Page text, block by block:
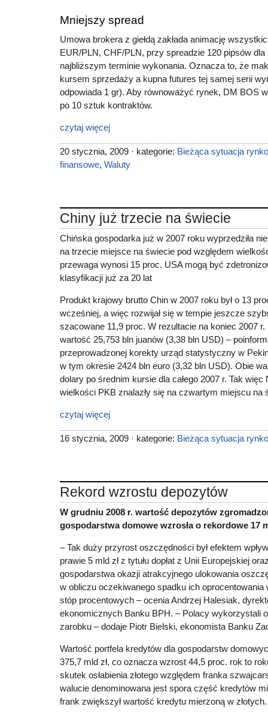
Mniejszy spread
Umowa brokera z giełdą zakłada animację
EUR/PLN, CHF/PLN, przy spreadzie 120 pipsów dla
najbliższym terminie wykonania. Oznacza to, że
kursem sprzedaży a kupna futures tej samej serii
odpowiada 1 gr). Aby równoważyć rynek, DM BOS
po 10 sztuk kontraktów.
czytaj więcej
20 stycznia, 2009 · kategorie: Bieżąca sytuacja
finansowe, Waluty
Chiny już trzecie na świecie
Chińska gospodarka już w 2007 roku wyprzedziła
na trzecie miejsce na świecie pod względem
przewaga wynosi 15 proc. USA mogą być
klasyfikacji już za 20 lat
Produkt krajowy brutto Chin w 2007 roku był o 13
wcześniej, a więc rozwijał się w tempie jeszcze
szacowane 11,9 proc. W rezultacie na koniec 2007 r.
wartość 25,753 bln juanów (3,38 bln USD) –
przeprowadzonej korekty urząd statystyczny w
w tym okresie 2424 bln euro (3,32 bln USD). Obie
dolary po średnim kursie dla całego 2007 r. Tak
wielkości PKB znalazły się na czwartym miejscu na
czytaj więcej
16 stycznia, 2009 · kategorie: Bieżąca sytuacja
Rekord wzrostu depozytów
W grudniu 2008 r. wartość depozytów
gospodarstwa domowe wzrosła o rekordowe 17
– Tak duży przyrost oszczędności był efektem
prawie 5 mld zł z tytułu dopłat z Unii Europejskiej
gospodarstwa okazji atrakcyjnego ulokowania
w obliczu oczekiwanego spadku ich oprocentowania
stóp procentowych – ocenia Andrzej Halesiak,
ekonomicznych Banku BPH. – Polacy wykorzystali
zarobku – dodaje Piotr Bielski, ekonomista Banku
Wartość portfela kredytów dla gospodarstw
375,7 mld zł, co oznacza wzrost 44,5 proc. rok to
skutek osłabienia złotego względem franka
walucie denominowana jest spora część kredytów
frank zwiększył wartość kredytu mierzoną w złotych.